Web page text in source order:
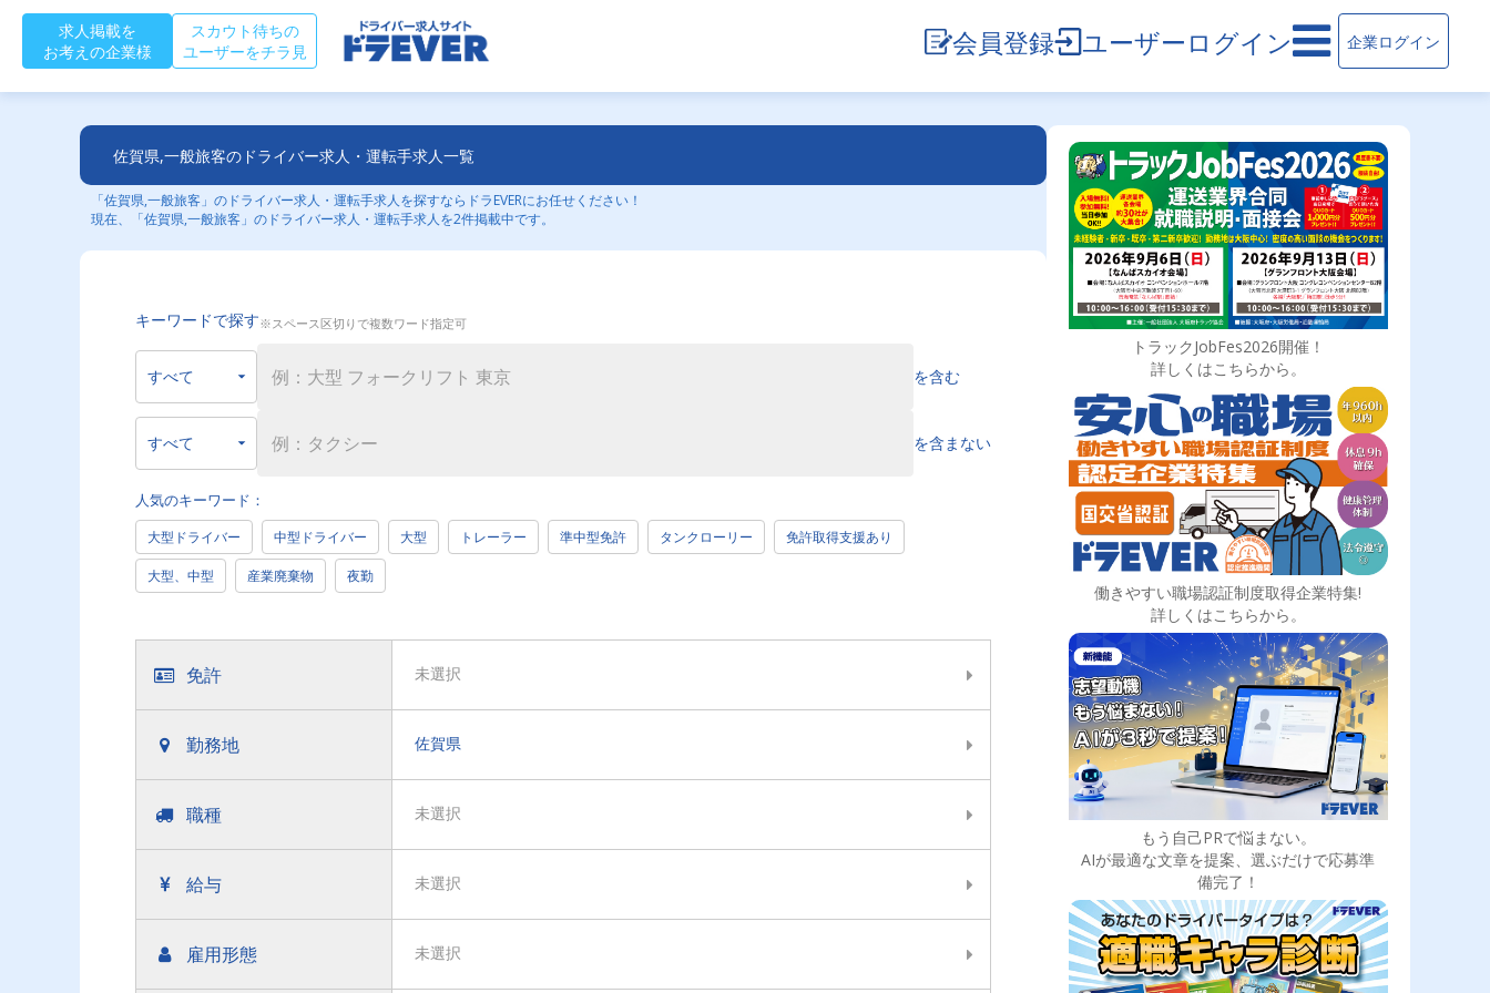
求人掲載を
お考えの企業様
スカウト待ちの
ユーザーをチラ見
会員登録 ユーザーログイン 企業ログイン
佐賀県,一般旅客のドライバー求人・運転手求人一覧
「佐賀県,一般旅客」のドライバー求人・運転手求人を探すならドラEVERにお任せください！
現在、「佐賀県,一般旅客」のドライバー求人・運転手求人を2件掲載中です。
キーワードで探す※スペース区切りで複数ワード指定可
を含む
を含まない
人気のキーワード：
大型ドライバー 中型ドライバー 大型 トレーラー 準中型免許 タンクローリー 免許取得支援あり
大型、中型 産業廃棄物 夜勤
免許 未選択
勤務地 佐賀県
職種 未選択
給与 未選択
雇用形態 未選択
トラックJobFes2026開催！
詳しくはこちらから。
働きやすい職場認証制度取得企業特集!
詳しくはこちらから。
もう自己PRで悩まない。
AIが最適な文章を提案、選ぶだけで応募準
備完了！